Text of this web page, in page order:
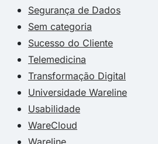
Segurança de Dados
Sem categoria
Sucesso do Cliente
Telemedicina
Transformação Digital
Universidade Wareline
Usabilidade
WareCloud
Wareline